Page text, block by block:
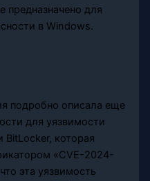
предназначено для
в Windows.
подробно описала еще
для уязвимости
BitLocker, которая
«CVE-2024-
эта уязвимость